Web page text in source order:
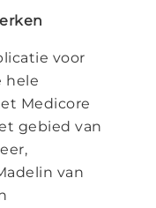
voor
hele
Medicore
gebied van
van